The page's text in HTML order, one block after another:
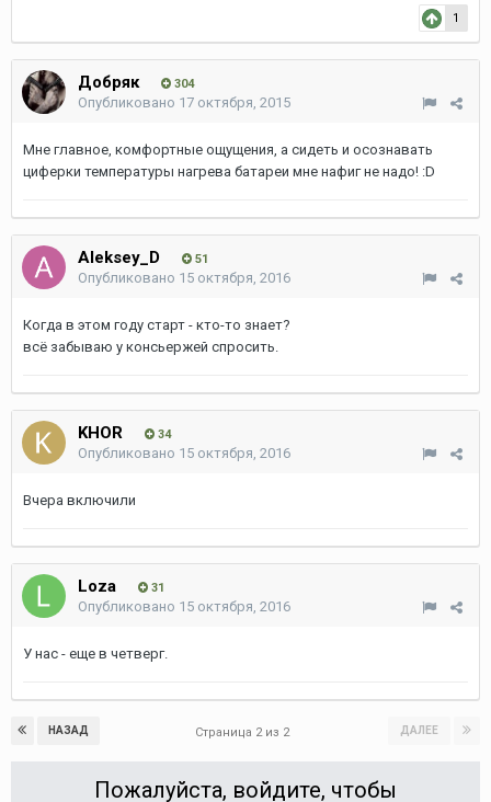
1
Добряк 304
Опубликовано 17 октября, 2015
Мне главное, комфортные ощущения, а сидеть и осознавать
циферки температуры нагрева батареи мне нафиг не надо! :D
Aleksey_D 51
Опубликовано 15 октября, 2016
Когда в этом году старт - кто-то знает?
всё забываю у консьержей спросить.
KHOR 34
Опубликовано 15 октября, 2016
Вчера включили
Loza 31
Опубликовано 15 октября, 2016
У нас - еще в четверг.
НАЗАД ДАЛЕЕ
Страница 2 из 2
Пожалуйста, войдите, чтобы